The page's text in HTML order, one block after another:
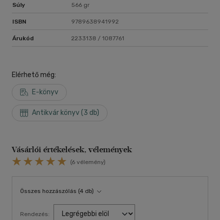
Súly 566 gr
ISBN 9789638941992
Árukód 2233138 / 1087761
Elérhető még:
E-könyv
Antikvár könyv (3 db)
Vásárlói értékelések, vélemények
(6 vélemény)
Összes hozzászólás (4 db)
Rendezés: